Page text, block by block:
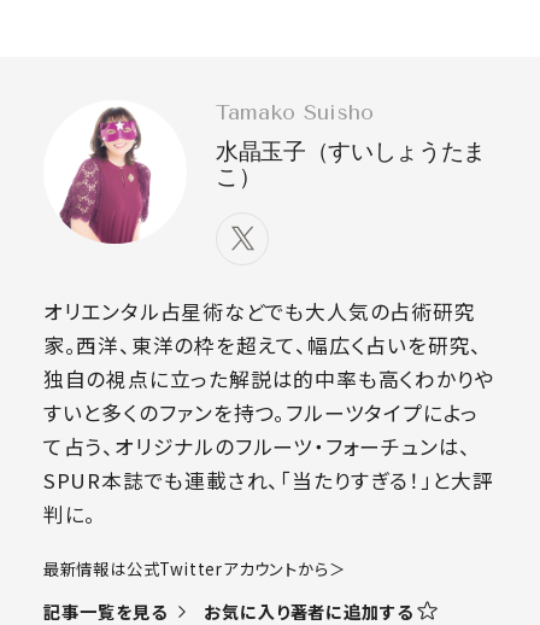
Tamako Suisho
水晶玉子（すいしょうたま
こ）
オリエンタル占星術などでも大人気の占術研究
家。西洋、東洋の枠を超えて、幅広く占いを研究、
独自の視点に立った解説は的中率も高くわかりや
すいと多くのファンを持つ。フルーツタイプによっ
て占う、オリジナルのフルーツ・フォーチュンは、
SPUR本誌でも連載され、「当たりすぎる！」と大評
判に。
​最新情報は公式Twitterアカウントから＞
記事一覧を見る お気に入り著者に追加する